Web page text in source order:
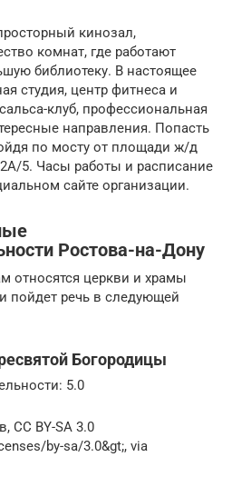
кинозал,
комнат, где работают
библиотеку. В настоящее
студия, центр фитнеса и
клуб, профессиональная
направления. Попасть
по мосту от площади ж/д
5. Часы работы и расписание
сайте организации.
Ростова-на-Дону
относятся церкви и храмы
пойдет речь в следующей
Богородицы
5.0
CC BY-SA 3.0
by-sa/3.0&gt;, via